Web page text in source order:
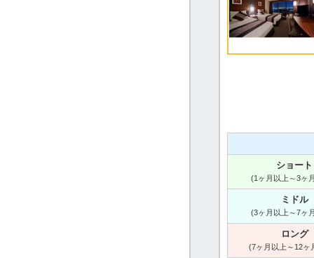
ショート
(1ヶ月以上～3ヶ
ミドル
(3ヶ月以上～7ヶ
ロング
(7ヶ月以上～12ヶ